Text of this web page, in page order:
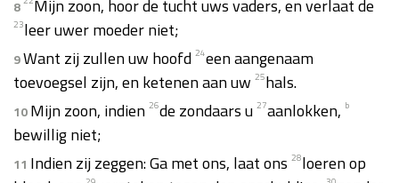
8 Mijn zoon, hoor de tucht uws vaders, en verlaat de
23leer uwer moeder niet;
9Want zij zullen uw hoofd 24een aangenaam
toevoegsel zijn, en ketenen aan uw 25hals.
10Mijn zoon, indien 26de zondaars u 27aanlokken, b
bewillig niet;
11 Indien zij zeggen: Ga met ons, laat ons 28loeren op